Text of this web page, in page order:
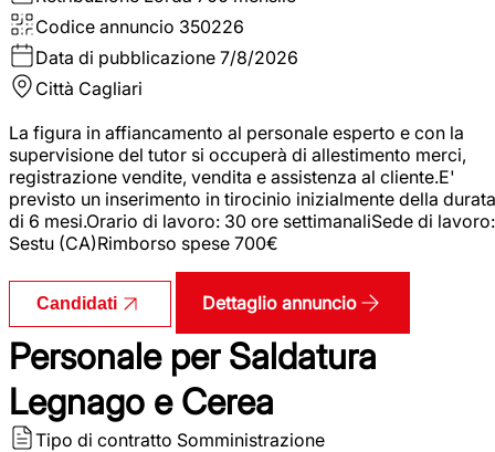
Codice annuncio 350226
Data di pubblicazione 7/8/2026
Città Cagliari
La figura in affiancamento al personale esperto e con la
supervisione del tutor si occuperà di allestimento merci,
registrazione vendite, vendita e assistenza al cliente.E'
previsto un inserimento in tirocinio inizialmente della durata
di 6 mesi.Orario di lavoro: 30 ore settimanaliSede di lavoro:
Sestu (CA)Rimborso spese 700€
Candidati Dettaglio annuncio
Personale per Saldatura
Legnago e Cerea
Tipo di contratto Somministrazione